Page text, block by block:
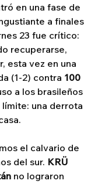
en una fase de
a finales
23 fue crítico:
recuperarse,
esta vez en una
(1-2) contra 100
a los brasileños
límite: una derrota
el calvario de
del sur. KRÜ
no lograron